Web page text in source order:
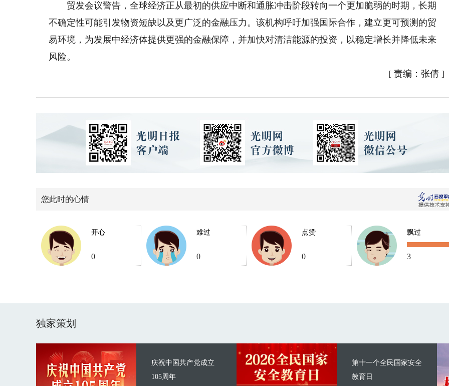
贸发会议警告，全球经济正从最初的供应中断和通胀冲击阶段转向一个更加脆弱的时期，长期
不确定性可能引发物资短缺以及更广泛的金融压力。该机构呼吁加强国际合作，建立更可预测的贸
易环境，为发展中经济体提供更强的金融保障，并加快对清洁能源的投资，以稳定增长并降低未来
风险。
[ 责编：张倩 ]
您此时的心情
开心
0
难过
0
点赞
0
飘过
3
独家策划
庆祝中国共产党成立
105周年
第十一个全民国家安全
教育日